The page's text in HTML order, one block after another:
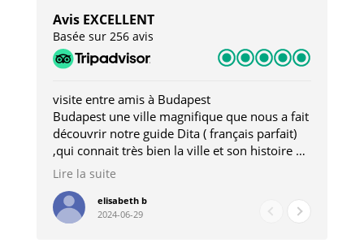
Avis EXCELLENT
Basée sur 256 avis
visite entre amis à Budapest
Budapest une ville magnifique que nous a fait
découvrir notre guide Dita ( français parfait)
,qui connait très bien la ville et son histoire et
qui nous a permis d'accéder à des lieux
pour les restaurants . A la fin de notre séjour
nous étions plus avec une amie qu' une guide
Lire la suite
elisabeth b
2024-06-29